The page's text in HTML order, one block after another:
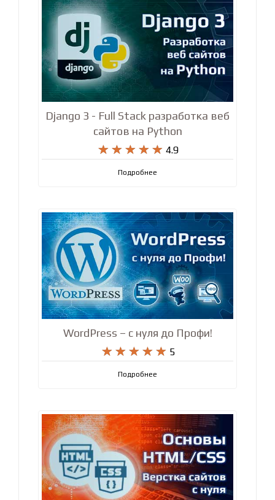
Django 3 - Full Stack разработка веб
сайтов на Python
    
     4.9
Подробнее
WordPress – с нуля до Профи!
    
     5
Подробнее